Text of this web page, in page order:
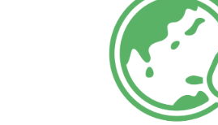
繭，繭呈不規則形，像大雨後公園
以叫帳篷蟲。去年養成的習慣，我
丟在路上，讓行車壓碎。那天又看
架帳篷，仔細觀察才發覺這架帳蓬
正正的小口袋。鳥飛起，在我頭上
巢口向天，巢的開口處有兩隻雛鳥